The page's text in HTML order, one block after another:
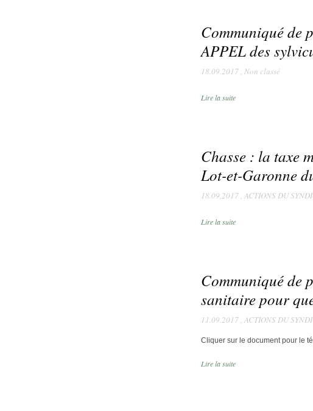
Communiqué de
APPEL des
18.09.2017, Non classé
Lire la suite
Chasse : la taxe
Lot-et-Garonne
18.09.2017, ACTIONS DU
Lire la suite
Communiqué de
sanitaire pour
11.09.2017, ACTIONS DU
Cliquer sur le document pour le
Lire la suite